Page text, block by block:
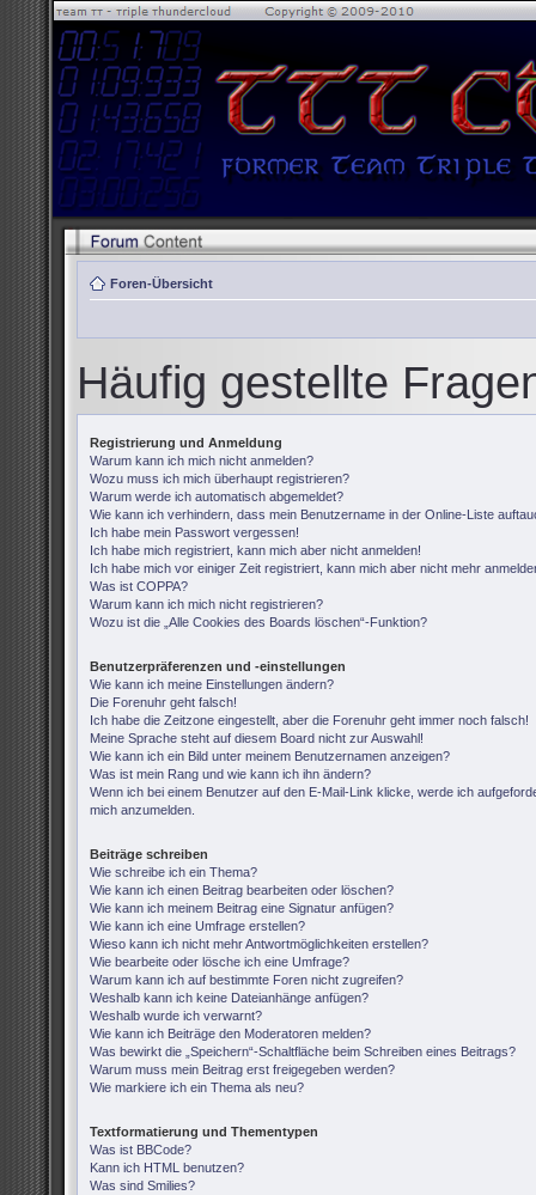
Foren-Übersicht
Häufig gestellte
Registrierung und Anmeldung
Warum kann ich mich nicht anmelden?
Wozu muss ich mich überhaupt registrieren?
Warum werde ich automatisch abgemeldet?
Wie kann ich verhindern, dass mein Benutzername in der Online-Liste
Ich habe mein Passwort vergessen!
Ich habe mich registriert, kann mich aber nicht anmelden!
Ich habe mich vor einiger Zeit registriert, kann mich aber nicht mehr
Was ist COPPA?
Warum kann ich mich nicht registrieren?
Wozu ist die „Alle Cookies des Boards löschen“-Funktion?
Benutzerpräferenzen und -einstellungen
Wie kann ich meine Einstellungen ändern?
Die Forenuhr geht falsch!
Ich habe die Zeitzone eingestellt, aber die Forenuhr geht immer noch falsch!
Meine Sprache steht auf diesem Board nicht zur Auswahl!
Wie kann ich ein Bild unter meinem Benutzernamen anzeigen?
Was ist mein Rang und wie kann ich ihn ändern?
Wenn ich bei einem Benutzer auf den E-Mail-Link klicke, werde ich
mich anzumelden.
Beiträge schreiben
Wie schreibe ich ein Thema?
Wie kann ich einen Beitrag bearbeiten oder löschen?
Wie kann ich meinem Beitrag eine Signatur anfügen?
Wie kann ich eine Umfrage erstellen?
Wieso kann ich nicht mehr Antwortmöglichkeiten erstellen?
Wie bearbeite oder lösche ich eine Umfrage?
Warum kann ich auf bestimmte Foren nicht zugreifen?
Weshalb kann ich keine Dateianhänge anfügen?
Weshalb wurde ich verwarnt?
Wie kann ich Beiträge den Moderatoren melden?
Was bewirkt die „Speichern“-Schaltfläche beim Schreiben eines Beitrags?
Warum muss mein Beitrag erst freigegeben werden?
Wie markiere ich ein Thema als neu?
Textformatierung und Thementypen
Was ist BBCode?
Kann ich HTML benutzen?
Was sind Smilies?